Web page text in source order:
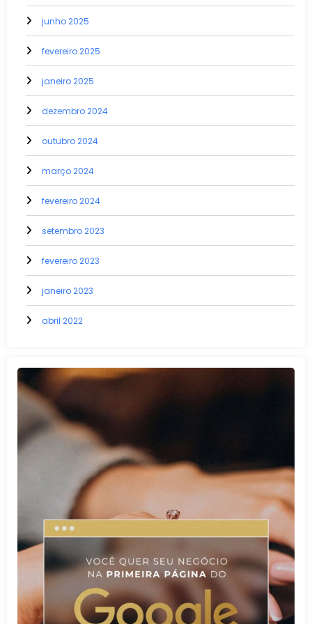
junho 2025
fevereiro 2025
janeiro 2025
dezembro 2024
outubro 2024
março 2024
fevereiro 2024
setembro 2023
fevereiro 2023
janeiro 2023
abril 2022